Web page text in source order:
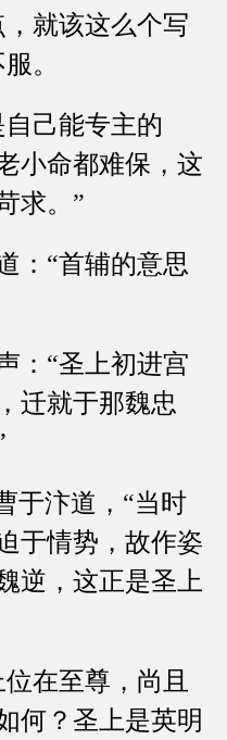
就该这么个写
。
己能专主的
小命都难保，这
求。”
“首辅的意思
“圣上初进宫
迁就于那魏忠
汴道，“当时
于情势，故作姿
逆，这正是圣上
在至尊，尚且
何？圣上是英明